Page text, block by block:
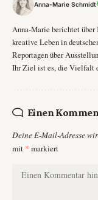
Anna-Marie Schmidt
Anna-Marie berichtet über
kreative Leben in
Reportagen über
Ihr Ziel ist es, die Vielfalt
Einen
Deine E-Mail-Adresse
mit * markiert